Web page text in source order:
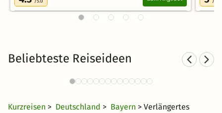
Beliebteste Reiseideen
44 CHF
Romantische Hotels im Allgäu
55 Angebote
Kurzreisen > Deutschland > Bayern > Verlängertes